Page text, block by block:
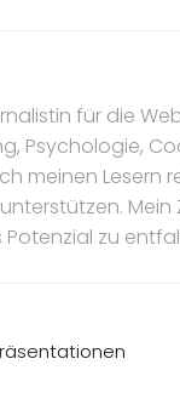
für die
Psychologie,
meinen Lesern
Potenzial zu